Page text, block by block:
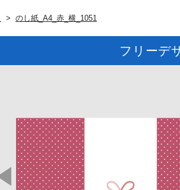
のし紙_A4_赤_横_1051
フリーデ